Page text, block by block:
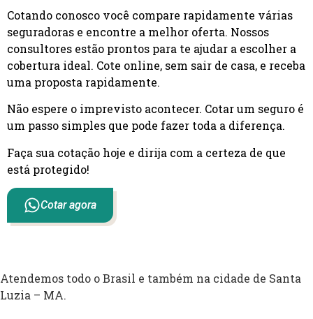
Cotando conosco você compare rapidamente várias
seguradoras e encontre a melhor oferta. Nossos
consultores estão prontos para te ajudar a escolher a
cobertura ideal. Cote online, sem sair de casa, e receba
uma proposta rapidamente.
Não espere o imprevisto acontecer. Cotar um seguro é
um passo simples que pode fazer toda a diferença.
Faça sua cotação hoje e dirija com a certeza de que
está protegido!
Cotar agora
Atendemos todo o Brasil e também na cidade de Santa
Luzia – MA.